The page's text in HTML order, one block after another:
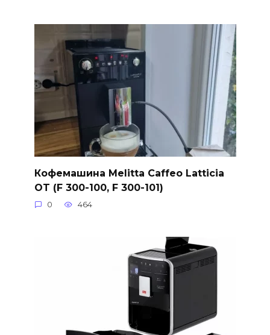
Кофемашина Melitta Caffeo Latticia
OT (F 300-100, F 300-101)
0 464